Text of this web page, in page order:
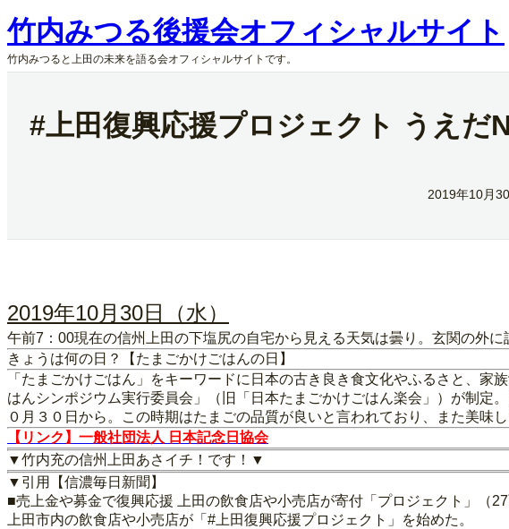
内
容
を
ス
竹内みつる後援会オフィシャルサイト
竹内みつると上田の未来を語る会オフィシャルサイトです。
#上田復興応援プロジェクト うえだ
2019年10月
2019年10月30日（水）
午前7：00現在の信州上田の下塩尻の自宅から見える天気は曇り。玄関の外に
きょうは何の日？【たまごかけごはんの日】
「たまごかけごはん」をキーワードに日本の古き良き食文化やふるさと、
はんシンポジウム実行委員会」（旧「日本たまごかけごはん楽会」）が制定
０月３０日から。この時期はたまごの品質が良いと言われており、また美味
【リンク】一般社団法人 日本記念日協会
▼竹内充の信州上田あさイチ！です！▼
▼引用【信濃毎日新聞】
■売上金や募金で復興応援 上田の飲食店や小売店が寄付「プロジェクト」（27
上田市内の飲食店や小売店が「#上田復興応援プロジェクト」を始めた。